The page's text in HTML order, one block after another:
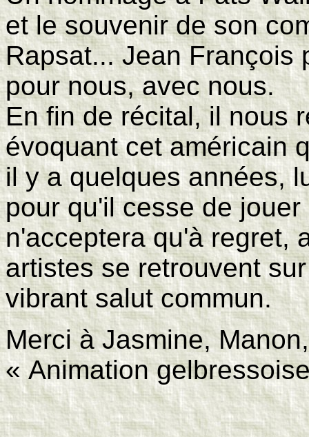
et le souvenir de son
Rapsat... Jean François
pour nous, avec nous.
En fin de récital, il nous
évoquant cet américain
il y a quelques années,
pour qu'il cesse de
n'acceptera qu'à regret,
artistes se retrouvent
vibrant salut commun.
Merci à Jasmine,
« Animation